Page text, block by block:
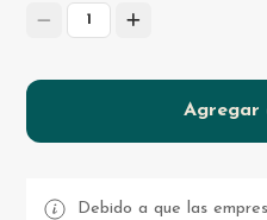
1
Agregar
Debido a que las